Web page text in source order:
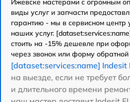
Ижевске мастерами с огромным
виды услуг и запчасти
гарантию - мы в сервисном центр
наших услуг.
стоить на -15% дешевле при
через звонок или форму обратной
[dataset:services:name] Indesit
на выезде, если не требует
и длительного времени